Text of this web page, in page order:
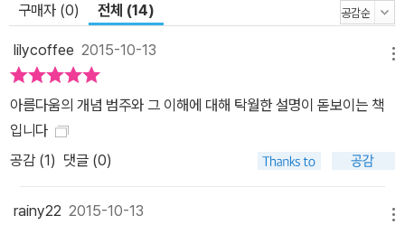
을 모방하여 예술을 발전시켰다. 또한 진화생물학에서는 인간을 아름
모두가 선호한다고 보았다. 현대예술에서는 미의 권위가 실추되었지
만 일상에서는 여전히 미가 중요한 가치로 간주된다. 유행, 디자인, 광
고, 미용이 존재할 수 있는 이유는 이들이 아름다움을 약속하기 때문
이다. 마찬가지로 미적으로 형상화된 일상품들도 아름다운 환경이나
전망처럼 양질의 삶을 나타내는 표시이다. 광고로 넘쳐나는 현대의
삶, 영상광고 등은 직간접적으로 미에 대한 요구를 담고 있으며 그 요
구를 인정하고 있다. 마지막으로, 인간은 왜 그리고 어떤 기준에 의해
구매자 (0) 전체 (14)
lilycoffee 2015-10-13
아름다움의 개념 범주와 그 이해에 대해 탁월한 설명이 돋보이는 책
입니다
공감 (1) 댓글 (0)
rainy22 2015-10-13